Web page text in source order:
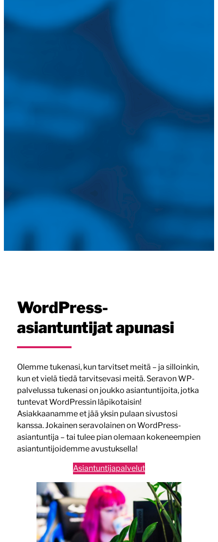
WordPress-
asiantuntijat apunasi
Olemme tukenasi, kun tarvitset meitä – ja silloinkin,
kun et vielä tiedä tarvitsevasi meitä. Seravon WP-
palvelussa tukenasi on joukko asiantuntijoita, jotka
tuntevat WordPressin läpikotaisin!
Asiakkaanamme et jää yksin pulaan sivustosi
kanssa. Jokainen seravolainen on WordPress-
asiantuntija – tai tulee pian olemaan kokeneempien
asiantuntijoidemme avustuksella!
Asiantuntijapalvelut